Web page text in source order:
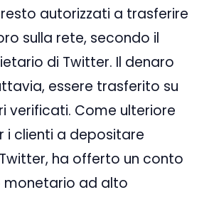
autorizzati a trasferire
sulla rete, secondo il
di Twitter. Il denaro
essere trasferito su
verificati. Come ulteriore
i clienti a depositare
ha offerto un conto
ad alto